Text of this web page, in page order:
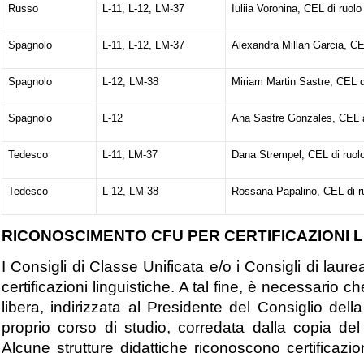
Russo L-11, L-12, LM-37 Iuliia Voronina, CEL di ruolo
Spagnolo L-11, L-12, LM-37 Alexandra Millan Garcia,
Spagnolo L-12, LM-38 Miriam Martin Sastre, CEL
Spagnolo L-12 Ana Sastre Gonzales, CEL
Tedesco L-11, LM-37 Dana Strempel, CEL di
Tedesco L-12, LM-38 Rossana Papalino, CEL di
RICONOSCIMENTO CFU PER CERTIFICAZIONI
I Consigli di Classe Unificata e/o i Consigli di
certificazioni linguistiche. A tal fine, è necessario
libera, indirizzata al Presidente del Consiglio
proprio corso di studio, corredata dalla copia
Alcune strutture didattiche riconoscono